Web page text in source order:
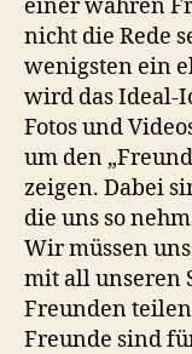
einer wahren
nicht die Rede
wenigsten ein
wird das Ideal-
Fotos und
um den
zeigen. Dabei
die uns so
Wir müssen
mit all unseren
Freunden
Freunde sind